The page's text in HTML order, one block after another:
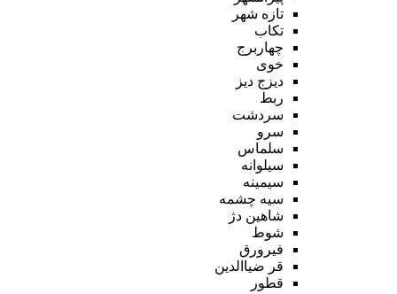
تازه شهر
تکاب
چهاربرج
خوی
دیزج دیز
ربط
سردشت
سرو
سلماس
سیلوانه
سیمینه
سیه چشمه
شاهین دژ
شوط
فیرورق
قر ضیاالدین
قطور